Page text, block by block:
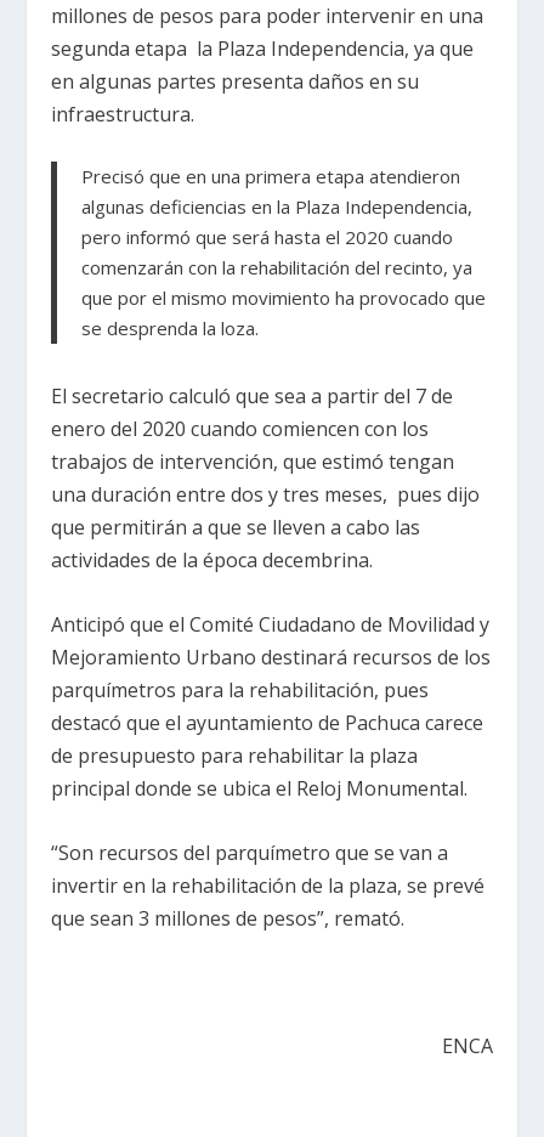
millones de pesos para poder intervenir en una
segunda etapa la Plaza Independencia, ya que
en algunas partes presenta daños en su
infraestructura.
Precisó que en una primera etapa atendieron
algunas deficiencias en la Plaza Independencia,
pero informó que será hasta el 2020 cuando
comenzarán con la rehabilitación del recinto, ya
que por el mismo movimiento ha provocado que
se desprenda la loza.
El secretario calculó que sea a partir del 7 de
enero del 2020 cuando comiencen con los
trabajos de intervención, que estimó tengan
una duración entre dos y tres meses, pues dijo
que permitirán a que se lleven a cabo las
actividades de la época decembrina.
Anticipó que el Comité Ciudadano de Movilidad y
Mejoramiento Urbano destinará recursos de los
parquímetros para la rehabilitación, pues
destacó que el ayuntamiento de Pachuca carece
de presupuesto para rehabilitar la plaza
principal donde se ubica el Reloj Monumental.
“Son recursos del parquímetro que se van a
invertir en la rehabilitación de la plaza, se prevé
que sean 3 millones de pesos”, remató.
ENCA